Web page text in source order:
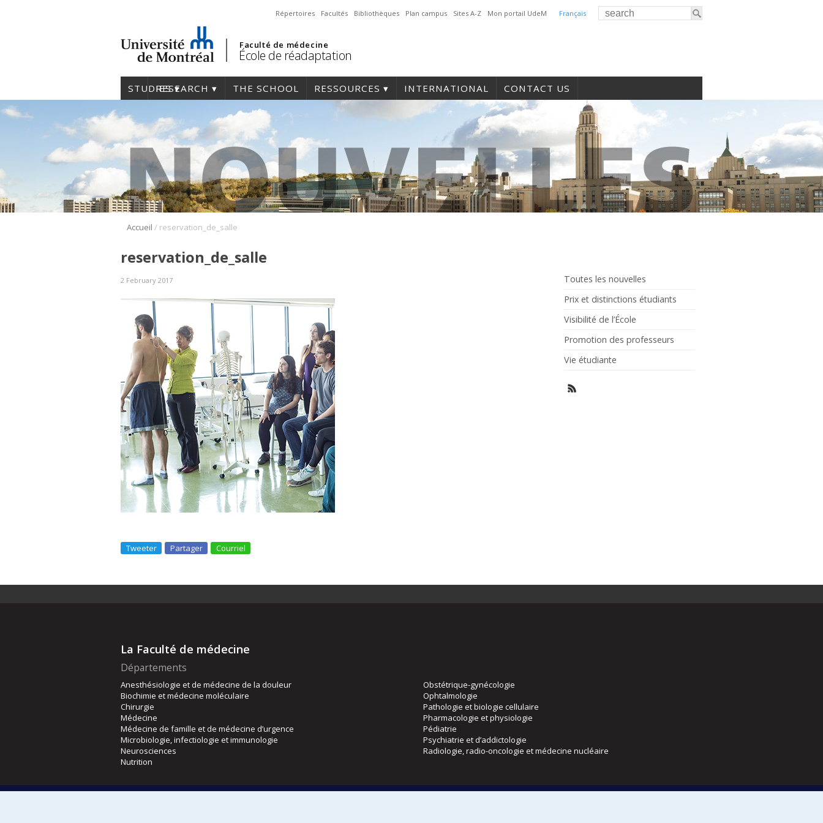
Français
Répertoires Facultés Bibliothèques Plan campus Sites A-Z Mon portail UdeM
Faculté de médecine
École de réadaptation
STUDIESRESEARCH THE SCHOOL RESSOURCES INTERNATIONAL CONTACT US
Accueil / reservation_de_salle
Toutes les nouvelles
Prix et distinctions étudiants
Visibilité de l’École
Promotion des professeurs
Vie étudiante
reservation_de_salle
2 February 2017
Tweeter Partager Courriel
La Faculté de médecine
Départements
Anesthésiologie et de médecine de la douleur
Biochimie et médecine moléculaire
Chirurgie
Médecine
Médecine de famille et de médecine d’urgence
Microbiologie, infectiologie et immunologie
Neurosciences
Nutrition
Obstétrique-gynécologie
Ophtalmologie
Pathologie et biologie cellulaire
Pharmacologie et physiologie
Pédiatrie
Psychiatrie et d’addictologie
Radiologie, radio-oncologie et médecine nucléaire
Écoles Directions